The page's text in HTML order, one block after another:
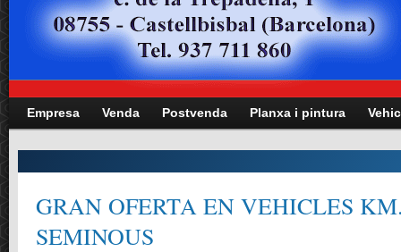
Empresa Venda Postvenda Planxa i pintura
GRAN OFERTA EN VEHICLES
SEMINOUS